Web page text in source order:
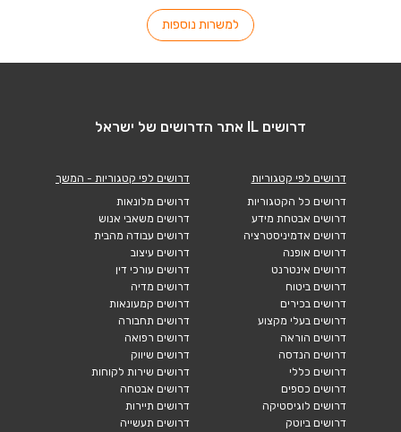
למשרות נוספות
דרושים IL אתר הדרושים של ישראל
דרושים לפי קטגוריות
דרושים כל הקטגוריות
דרושים אבטחת מידע
דרושים אדמיניסטרציה
דרושים אופנה
דרושים אינטרנט
דרושים ביטוח
דרושים בכירים
דרושים בעלי מקצוע
דרושים הוראה
דרושים הנדסה
דרושים כללי
דרושים כספים
דרושים לוגיסטיקה
דרושים ביוטק
דרושים לפי קטגוריות - המשך
דרושים מלונאות
דרושים משאבי אנוש
דרושים עבודה מהבית
דרושים עיצוב
דרושים עורכי דין
דרושים מדיה
דרושים קמעונאות
דרושים תחבורה
דרושים רפואה
דרושים שיווק
דרושים שירות לקוחות
דרושים אבטחה
דרושים תיירות
דרושים תעשייה